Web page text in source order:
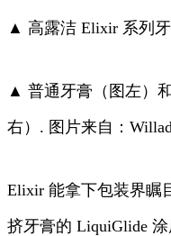
▲ 高露洁 Elixir 系列牙
▲ 普通牙膏（图左）
右）. 图片来自：
Elixir 能拿下包装界瞩
挤牙膏的 LiquiGlide